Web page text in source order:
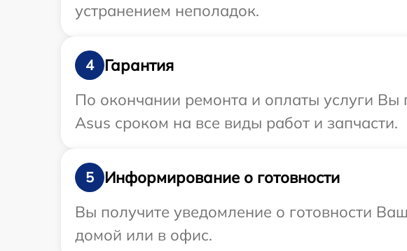
устранением неполадок.
4
Гарантия
По окончании ремонта и оплаты услуги Вы
Asus сроком на все виды работ и запчасти.
5
Информирование о готовности
Вы получите уведомление о готовности
домой или в офис.